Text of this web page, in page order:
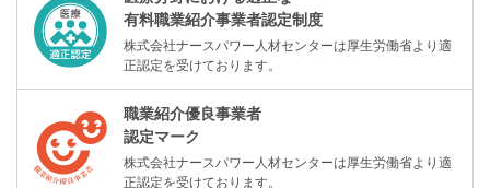
有料職業紹介事業者認定制度
株式会社ナースパワー人材センターは厚生労働省より適
正認定を受けております。
職業紹介優良事業者
認定マーク
株式会社ナースパワー人材センターは厚生労働省より適
正認定を受けております。